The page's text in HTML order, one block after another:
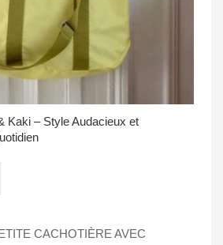
Kaki – Style Audacieux et